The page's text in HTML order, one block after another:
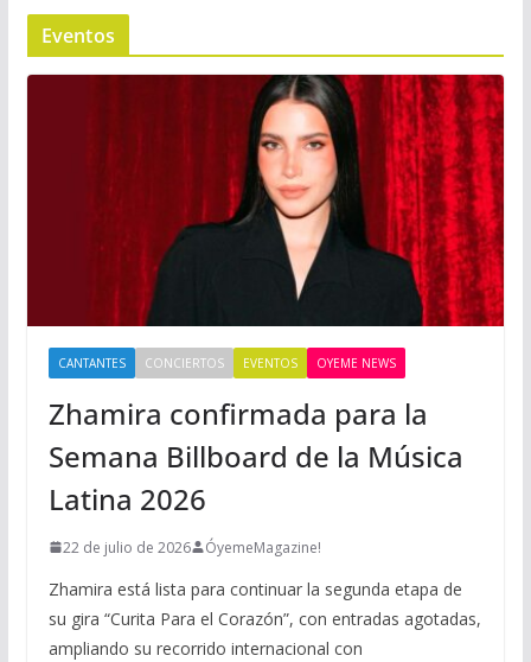
Eventos
CANTANTES CONCIERTOS EVENTOS OYEME NEWS
Zhamira confirmada para la
Semana Billboard de la Música
Latina 2026
22 de julio de 2026 ÓyemeMagazine!
Zhamira está lista para continuar la segunda etapa de
su gira “Curita Para el Corazón”, con entradas agotadas,
ampliando su recorrido internacional con